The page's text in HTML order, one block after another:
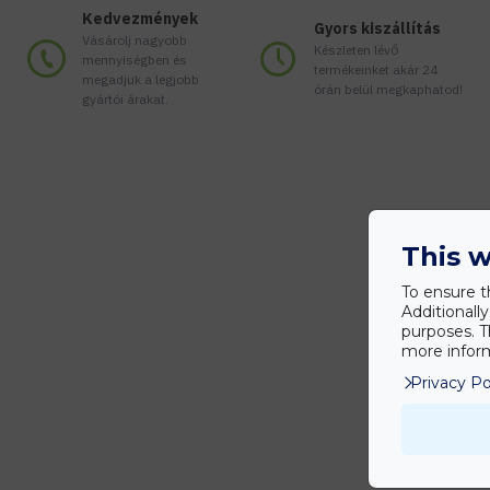
Kedvezmények
Vásárolj nagyobb
mennyiségben és
megadjuk a legjobb
gyártói árakat.
Gyors kiszállítás
Készleten lévő
termékeinket akár 24
órán belül megkaphatod!
This
To ensure
purposes.
more
Privacy